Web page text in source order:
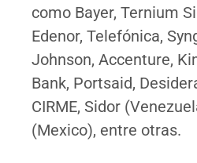
como Bayer, Ternium
Edenor, Telefónica,
Johnson, Accenture,
Bank, Portsaid,
CIRME, Sidor
(Mexico), entre otras.